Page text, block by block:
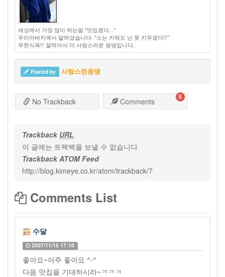
세상에서 가장 많이 하는말 "맛있겠다..."
우리아버지께서 말하셨습니다. "소는 키워도 넌 못 키우겠다!!"
무한식욕!! 잘먹어서 더 사랑스러운 응댕입니다.
Posted by 사랑스런응댕
No Trackback Comments 8
Trackback URL
이 글에는 트랙백을 보낼 수 없습니다
Trackback ATOM Feed
http://blog.kimeye.co.kr/atom/trackback/7
Comments List
수달
2007/11/15 17:10
좋아요~아주 좋아요 ^-^
다음 맛집을 기대하시라~ㅋㅋㅋ